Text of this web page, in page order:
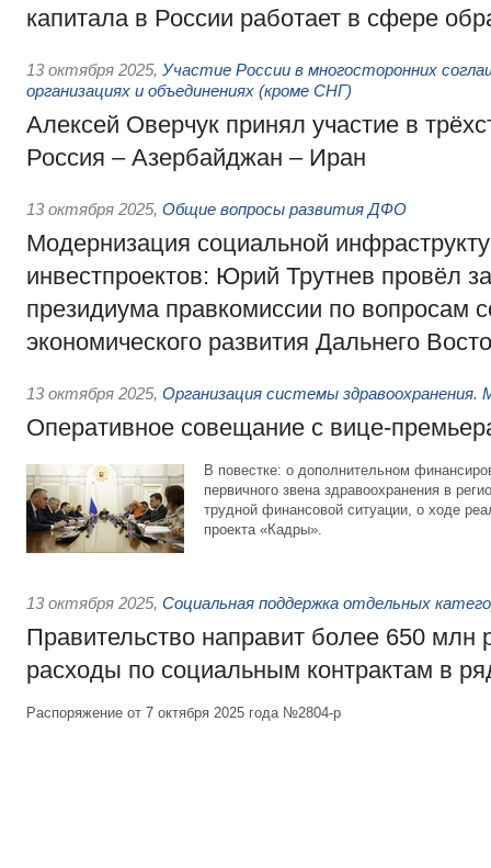
капитала в России работает в сфере
13 октября 2025, Участие России в многосторонних
организациях и объединениях (кроме СНГ)
Алексей Оверчук принял участие в
Россия – Азербайджан – Иран
13 октября 2025, Общие вопросы развития ДФО
Модернизация социальной
инвестпроектов: Юрий Трутнев провёл
президиума правкомиссии по вопросам
экономического развития Дальнего
13 октября 2025, Организация системы здравоохранения.
Оперативное совещание с вице-
В повестке: о дополнительном
первичного звена здравоохранения в
трудной финансовой ситуации, о ходе
проекта «Кадры».
13 октября 2025, Социальная поддержка отдельных
Правительство направит более 650 млн
расходы по социальным контрактам в
Распоряжение от 7 октября 2025 года №2804-р